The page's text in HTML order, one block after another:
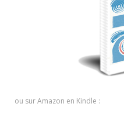
ou sur Amazon en Kindle :